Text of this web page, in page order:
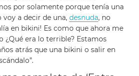
por solamente porque tenía una
a decir de una, desnuda, no
en bikini! Es como que ahora me
¿Qué era lo terrible? Estamos
atrás que una bikini o salir en